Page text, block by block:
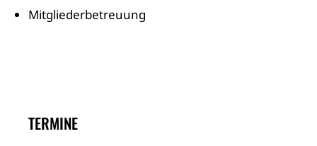
Mitgliederbetreuung
TERMINE